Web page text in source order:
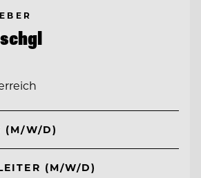
(M/W/D)
(M/W/D)